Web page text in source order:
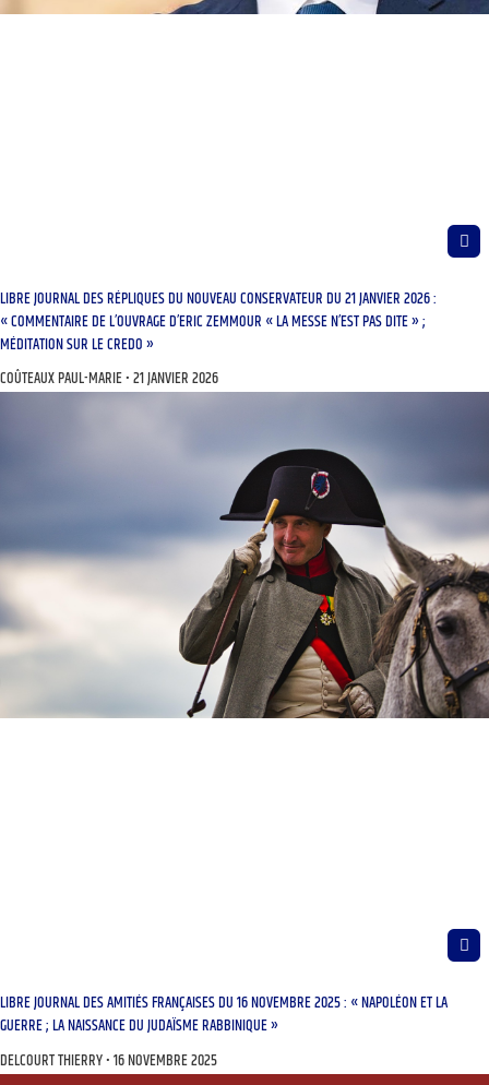
LIBRE JOURNAL DES RÉPLIQUES DU NOUVEAU CONSERVATEUR DU 21 JANVIER 2026 :
« COMMENTAIRE DE L’OUVRAGE D’ERIC ZEMMOUR « LA MESSE N’EST PAS DITE » ;
MÉDITATION SUR LE CREDO »
COÛTEAUX PAUL-MARIE 21 JANVIER 2026
LIBRE JOURNAL DES AMITIÉS FRANÇAISES DU 16 NOVEMBRE 2025 : « NAPOLÉON ET LA
GUERRE ; LA NAISSANCE DU JUDAÏSME RABBINIQUE »
DELCOURT THIERRY 16 NOVEMBRE 2025